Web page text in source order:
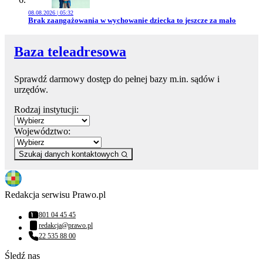
08.08.2026 | 05:32
Przejdź do artykułu:
Brak zaangażowania w wychowanie dziecka to jeszcze za mało
Baza teleadresowa
Sprawdź darmowy dostęp do pełnej bazy m.in. sądów i
urzędów.
Rodzaj instytucji:
Województwo:
Szukaj danych kontaktowych
Redakcja serwisu Prawo.pl
Numer telefonu:
801 04 45 45
Adres email:
redakcja@prawo.pl
Numer telefonu:
22 535 88 00
Śledź nas